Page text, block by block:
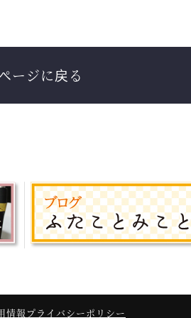
ージに戻る
情報 プライバシーポリシー